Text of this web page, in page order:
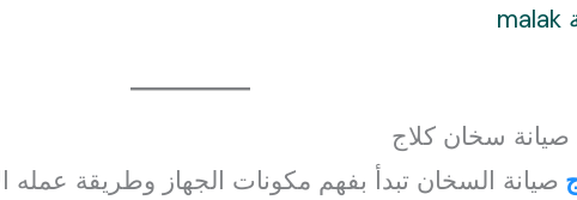
malak
سخان كلاج
صيانة السخان تبدأ بفهم مكونات الجهاز وطريقة